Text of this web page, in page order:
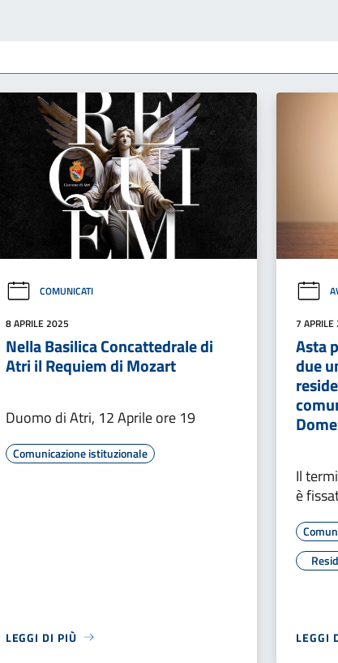
COMUNICATI
8 APRILE 2025
Nella Basilica Concattedrale di
Atri il Requiem di Mozart
Duomo di Atri, 12 Aprile ore 19
Comunicazione istituzionale
LEGGI DI PIÙ
7
Asta
due
Il
è
LEGGI